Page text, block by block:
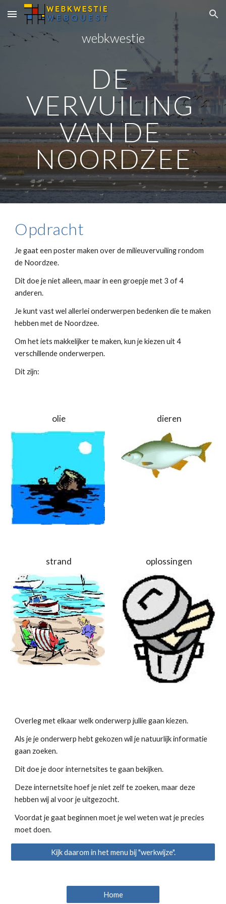
Skip to main content Skip to navigation
webkwestie
DE
VERVUILING
VAN DE
NOORDZEE
Opdracht
Je gaat een poster maken over de milieuvervuiling rondom
de Noordzee.
Dit doe je niet alleen, maar in een groepje met 3 of 4
anderen.
Je kunt vast wel allerlei onderwerpen bedenken die te maken
hebben met de Noordzee.
Om het iets makkelijker te maken, kun je kiezen uit 4
verschillende onderwerpen.
Dit zijn:
olie dieren
strand oplossingen
Overleg met elkaar welk onderwerp jullie gaan kiezen.
Als je je onderwerp hebt gekozen wil je natuurlijk informatie
gaan zoeken.
Dit doe je door internetsites te gaan bekijken.
Deze internetsite hoef je niet zelf te zoeken, maar deze
hebben wij al voor je uitgezocht.
Voordat je gaat beginnen moet je wel weten wat je precies
moet doen.
Kijk daarom in het menu bij "werkwijze".
Home